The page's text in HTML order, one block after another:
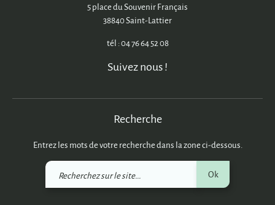
5 place du Souvenir Français
38840 Saint-Lattier
tél : 04 76 64 52 08
Suivez nous !
Recherche
Entrez les mots de votre recherche dans la zone ci-dessous.
Recherchez
Ok